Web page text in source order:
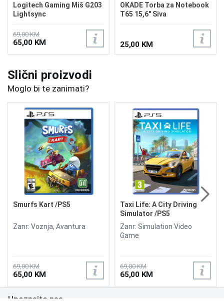
Logitech Gaming Miš G203
Lightsync
69,00 KM
65,00 KM
OKADE Torba za Notebook
T65 15,6" Siva
25,00 KM
Slični proizvodi
Moglo bi te zanimati?
Smurfs Kart /PS5
Zanr: Voznja, Avantura
69,00 KM
65,00 KM
Taxi Life: A City Driving
Simulator /PS5
Zanr: Simulation Video
Game
69,00 KM
65,00 KM
Upoznajte nas